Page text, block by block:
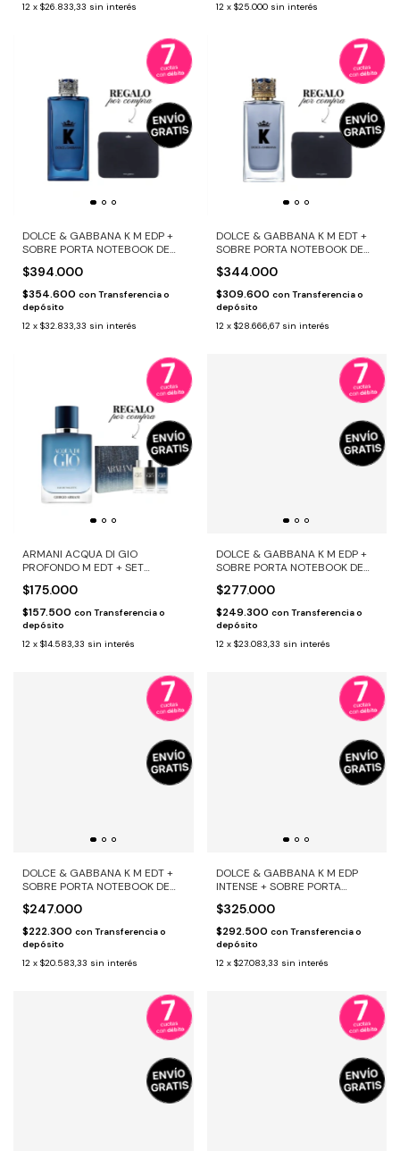
12 x $26.833,33 sin interés
12 x $25.000 sin interés
DOLCE & GABBANA K M EDP +
SOBRE PORTA NOTEBOOK DE
$394.000
$354.600 con Transferencia o
depósito
12 x $32.833,33 sin interés
DOLCE & GABBANA K M EDT +
SOBRE PORTA NOTEBOOK DE
$344.000
$309.600 con Transferencia o
depósito
12 x $28.666,67 sin interés
ARMANI ACQUA DI GIO
PROFONDO M EDT + SET
$175.000
$157.500 con Transferencia o
depósito
12 x $14.583,33 sin interés
DOLCE & GABBANA K M EDP +
SOBRE PORTA NOTEBOOK DE
$277.000
$249.300 con Transferencia o
depósito
12 x $23.083,33 sin interés
DOLCE & GABBANA K M EDT +
SOBRE PORTA NOTEBOOK DE
$247.000
$222.300 con Transferencia o
depósito
12 x $20.583,33 sin interés
DOLCE & GABBANA K M EDP
INTENSE + SOBRE PORTA
$325.000
$292.500 con Transferencia o
depósito
12 x $27.083,33 sin interés